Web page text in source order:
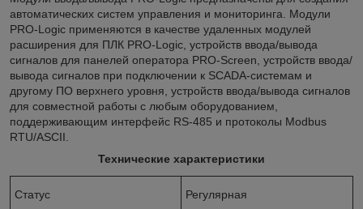
автоматических систем управления и мониторинга. Модули
PRO-Logic применяются в качестве удаленных модулей
расширения для ПЛК PRO-Logic, устройств ввода/вывода
сигналов для панелей оператора PRO-Screen, устройств ввода/
вывода сигналов при подключении к SCADA-системам и
другому ПО верхнего уровня, устройств ввода/вывода сигналов
для совместной работы с любым оборудованием,
поддерживающим интерфейс RS-485 и протоколы Modbus
RTU/ASCII.
Технические характеристики
Статус Регулярная